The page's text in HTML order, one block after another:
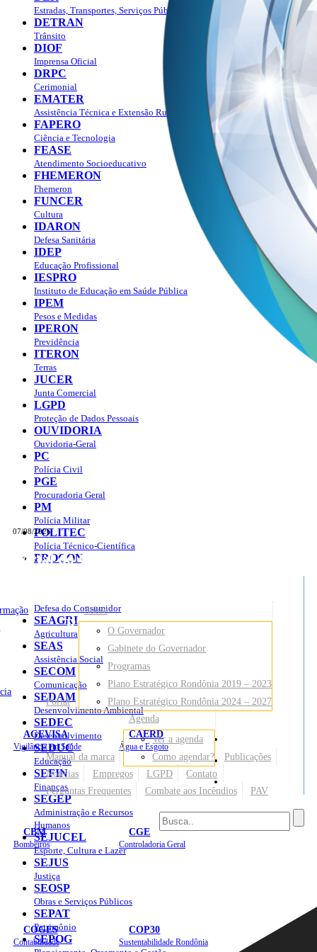
07/08/2026
Portal do Governo do
Rondônia
AGEVISA
Vigilância em Saúde
CAERD
Água e Esgoto
CBM
Bombeiros
CGE
Controladoria Geral
COGES
Contabilidade
COP30
Sustentabilidade Rondônia
Sites
Portal
Sobre
O Governador
Gabinete do Governador
Programas
Plano Estratégico Rondônia 2019 – 2023
Plano Estratégico Rondônia 2024 – 2027
Manual da marca
Agenda
Ver a agenda
Como agendar?
Publicações
Notícias
Empregos LGPD
Contato
Perguntas Frequentes
Combate aos Incêndios PAV
Estradas, Transportes, Serviços Públicos
DETRAN
Trânsito
DIOF
Imprensa Oficial
DRPC
Cerimonial
EMATER
Assistência Técnica e Extensão Rural
FAPERO
Ciência e Tecnologia
FEASE
Atendimento Socioeducativo
FHEMERON
Fhemeron
FUNCER
Cultura
IDARON
Defesa Sanitária
IDEP
Educação Profissional
IESPRO
Instituto de Educação em Saúde Pública
IPEM
Pesos e Medidas
IPERON
Previdência
ITERON
Terras
JUCER
Junta Comercial
LGPD
Proteção de Dados Pessoais
OUVIDORIA
Ouvidoria-Geral
PC
Polícia Civil
PGE
Procuradoria Geral
PM
Polícia Militar
POLITEC
Polícia Técnico-Científica
PROCON
Defesa do Consumidor
SEAGRI
Agricultura
SEAS
Assistência Social
SECOM
Comunicação
SEDAM
Desenvolvimento Ambiental
SEDEC
Desenvolvimento
SEDUC
Educação
SEFIN
Finanças
SEGEP
Administração e Recursos
Humanos
SEJUCEL
Esporte, Cultura e Lazer
SEJUS
Justiça
SEOSP
Obras e Serviços Públicos
SEPAT
Patrimônio
SEPOG